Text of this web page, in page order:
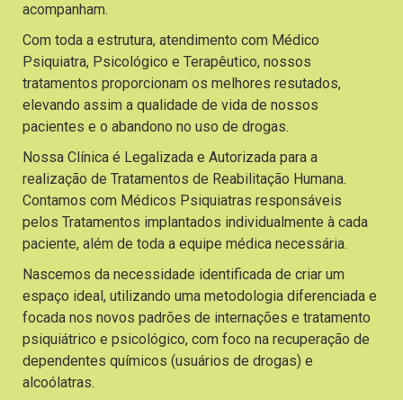
acompanham.
Com toda a estrutura, atendimento com Médico
Psiquiatra, Psicológico e Terapêutico, nossos
tratamentos proporcionam os melhores resutados,
elevando assim a qualidade de vida de nossos
pacientes e o abandono no uso de drogas.
Nossa Clínica é Legalizada e Autorizada para a
realização de Tratamentos de Reabilitação Humana.
Contamos com Médicos Psiquiatras responsáveis
pelos Tratamentos implantados individualmente à cada
paciente, além de toda a equipe médica necessária.
Nascemos da necessidade identificada de criar um
espaço ideal, utilizando uma metodologia diferenciada e
focada nos novos padrões de internações e tratamento
psiquiátrico e psicológico, com foco na recuperação de
dependentes químicos (usuários de drogas) e
alcoólatras.